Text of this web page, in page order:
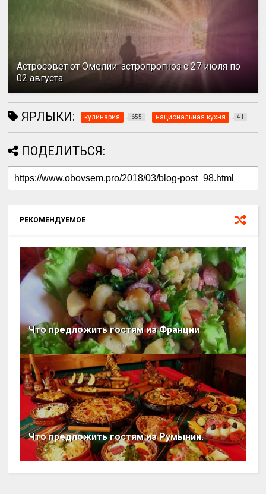
Астросовет от Омелии: астропрогноз с 27 июля по
02 августа
ЯРЛЫКИ: кулинария 655 национальная кухня 41
ПОДЕЛИТЬСЯ:
РЕКОМЕНДУЕМОЕ
Что предложить гостям из Франции
Что предложить гостям из Румынии.